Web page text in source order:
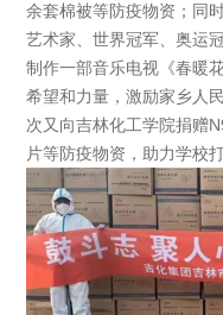
余套棉被等防疫物资；同
艺术家、世界冠军、奥运
制作一部音乐电视《春暖
希望和力量，激励家乡人
次又向吉林化工学院捐赠
片等防疫物资，助力学校